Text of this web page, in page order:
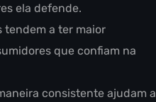
ela defende.
tendem a ter maior
que confiam na
consistente ajudam a